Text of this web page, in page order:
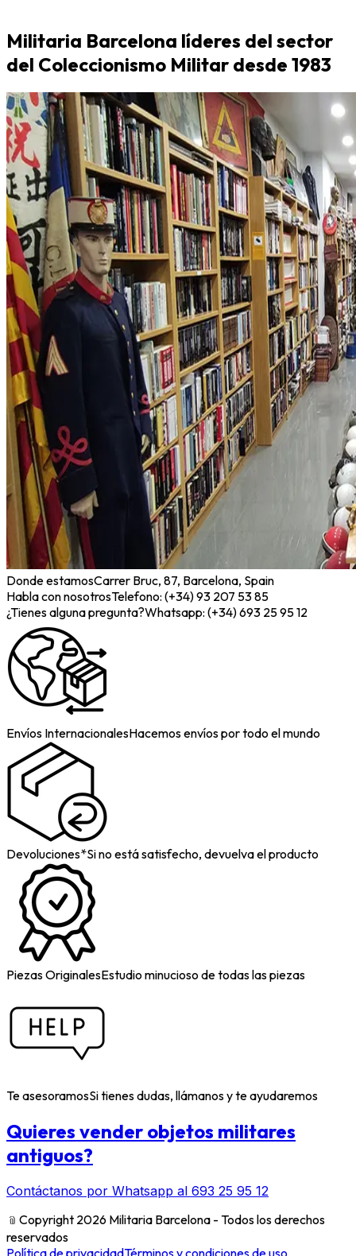
Militaria Barcelona líderes del sector
del Coleccionismo Militar desde 1983
Donde estamosCarrer Bruc, 87, Barcelona, Spain
Habla con nosotrosTelefono: (+34) 93 207 53 85
¿Tienes alguna pregunta?Whatsapp: (+34) 693 25 95 12
Envíos InternacionalesHacemos envíos por todo el mundo
Devoluciones*Si no está satisfecho, devuelva el producto
Piezas OriginalesEstudio minucioso de todas las piezas
Te asesoramosSi tienes dudas, llámanos y te ayudaremos
Quieres vender objetos militares
antiguos?
Contáctanos por Whatsapp al 693 25 95 12
﹫ Copyright 2026 Militaria Barcelona - Todos los derechos
reservados
Política de privacidadTérminos y condiciones de uso